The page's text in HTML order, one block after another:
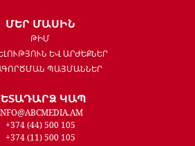
ՄԵՐ ՄԱՍԻՆ
ԹԻՄ
ԵՎ ԱՐԺԵՔՆԵՐ
ՊԱՅՄԱՆՆԵՐ
ԿԱՊ
+374 (44) 500 105
+374 (11) 500 105